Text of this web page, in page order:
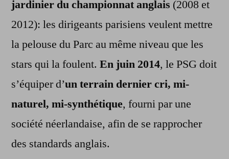
jardinier du championnat anglais (2008 et
2012): les dirigeants parisiens veulent mettre
la pelouse du Parc au même niveau que les
stars qui la foulent. En juin 2014, le PSG doit
s’équiper d’un terrain dernier cri, mi-
naturel, mi-synthétique, fourni par une
société néerlandaise, afin de se rapprocher
des standards anglais.